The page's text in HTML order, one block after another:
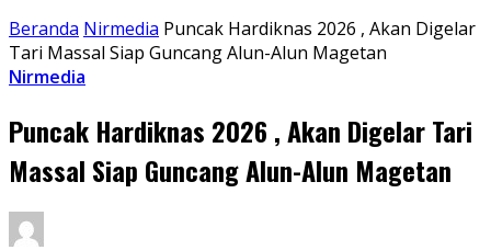
Beranda Nirmedia Puncak Hardiknas 2026 , Akan Digelar
Tari Massal Siap Guncang Alun-Alun Magetan
Nirmedia
Puncak Hardiknas 2026 , Akan Digelar Tari
Massal Siap Guncang Alun-Alun Magetan